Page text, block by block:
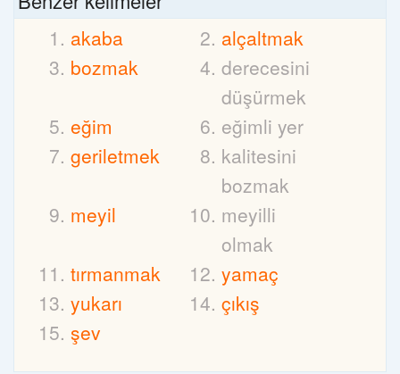
akaba
alçaltmak
bozmak
derecesini
düşürmek
eğim
eğimli yer
geriletmek
kalitesini
bozmak
meyil
meyilli
olmak
tırmanmak
yamaç
yukarı
çıkış
şev